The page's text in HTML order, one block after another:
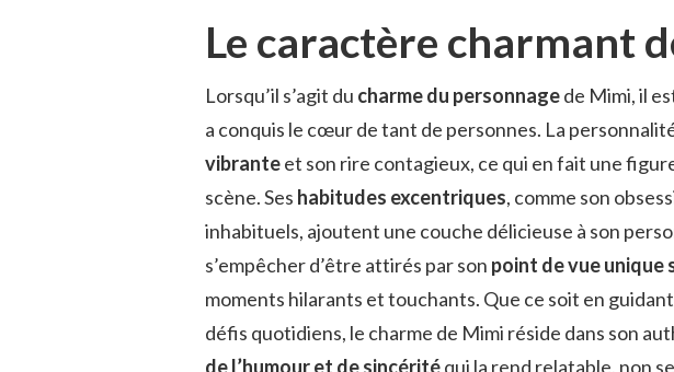
Le caractère charmant
Lorsqu’il s’agit du charme du personnagede Mimi, il
a conquis le cœur de tant de personnes. La
vibranteet son rire contagieux, ce qui en fait une
scène. Ses habitudes excentriques, comme son
inhabituels, ajoutent une couche délicieuse à son
s’empêcher d’être attirés par son point de vue unique
moments hilarants et touchants. Que ce soit en
défis quotidiens, le charme de Mimi réside dans son
de l’humour et de sincéritéqui la rend relatable, non